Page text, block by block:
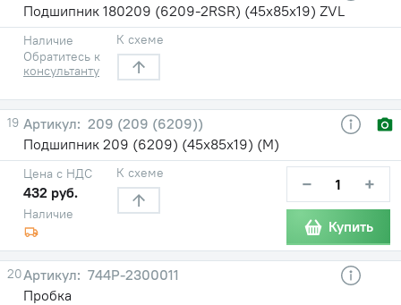
Подшипник 180209 (6209-2RSR) (45х85х19) ZVL
Наличие
Обратитесь к
консультанту
К схеме
19
209 (209 (6209))
Подшипник 209 (6209) (45х85х19) (М)
Наличие
Цена с НДС
432 руб.
К схеме − +
Купить
20
744Р-2300011
Пробка